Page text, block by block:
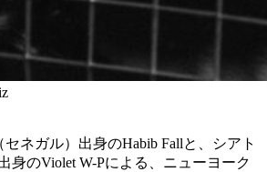
ネガル）出身のHabib Fallと、シアト
身のViolet W-Pによる、ニューヨーク